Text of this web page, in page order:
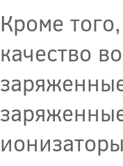
Кроме
качество